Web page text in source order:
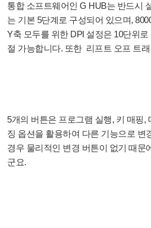
통합 소프트웨어인 G HUB는 반드시
는 기본 5단계로 구성되어 있으며,
Y축 모두를 위한 DPI 설정은 10단위
절 가능합니다. 또한 리프트 오프 트
5개의 버튼은 프로그램 실행, 키 매핑,
징 옵션을 활용하여 다른 기능으로 변
경우 물리적인 변경 버튼이 없기 때문
군요.